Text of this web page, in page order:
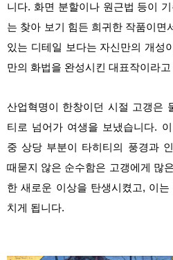
니다. 화면 분할이나 원근법 등이
는 찾아 보기 힘든 희귀한 작품이면
있는 디테일 보다는 자신만의 개성
만의 화법을 완성시킨 대표작이라
산업혁명이 한창이던 시절 고갱은
티로 넘어가 여생을 보냈습니다.
중 상당 부분이 타히티의 풍경과
때묻지 않은 순수함은 고갱에게 많
한 새로운 이상을 탄생시켰고, 이
치게 됩니다.